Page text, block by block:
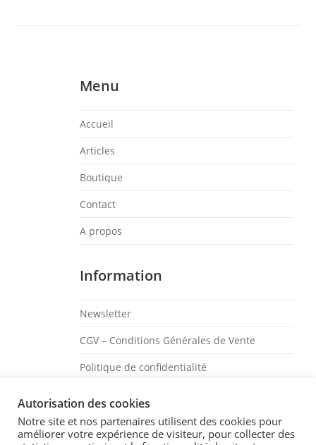
Menu
Accueil
Articles
Boutique
Contact
A propos
Information
Newsletter
CGV – Conditions Générales de Vente
Politique de confidentialité
Suivez-Moi
Autorisation des cookies
Notre site et nos partenaires utilisent des cookies pour
améliorer votre expérience de visiteur, pour collecter des